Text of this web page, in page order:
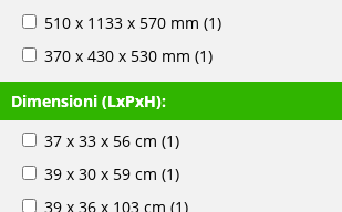
510 x 1133 x 570 mm (1)
370 x 430 x 530 mm (1)
Dimensioni (LxPxH):
37 x 33 x 56 cm (1)
39 x 30 x 59 cm (1)
39 x 36 x 103 cm (1)